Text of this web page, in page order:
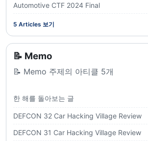
Automotive CTF 2024 Final
5 Articles 보기
📝 Memo
📝 Memo 주제의 아티클 5개
한 해를 돌아보는 글
DEFCON 32 Car Hacking Village Review
DEFCON 31 Car Hacking Village Review